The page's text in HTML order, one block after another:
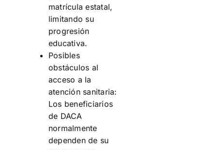
matrícula estatal,
limitando su
progresión
educativa.
Posibles
obstáculos al
acceso a la
atención sanitaria:
Los beneficiarios
de DACA
normalmente
dependen de su